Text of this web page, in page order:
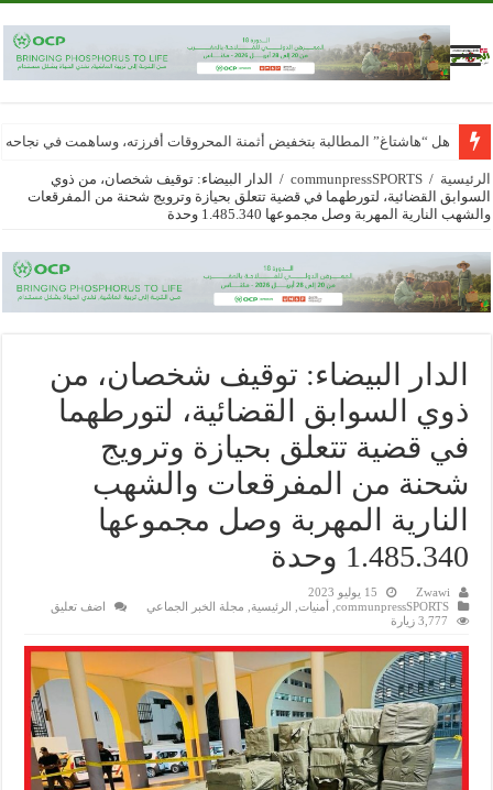
هل “هاشتاغ” المطالبة بتخفيض أثمنة المحروقات أفرزته، وساهمت في
الرئيسية /
communpressSPORTS
/
الدار البيضاء: توقيف شخصان، من ذوي
السوابق القضائية، لتورطهما في قضية تتعلق بحيازة وترويج شحنة من المفرقعات
والشهب النارية المهربة وصل مجموعها 1.485.340 وحدة
الدار البيضاء: توقيف شخصان، من
ذوي السوابق القضائية، لتورطهما
في قضية تتعلق بحيازة وترويج
شحنة من المفرقعات والشهب
النارية المهربة وصل مجموعها
1.485.340 وحدة
Zwawi
15 يوليو 2023
communpressSPORTS
أمنيات الرئيسية مجلة الخبر الجماعي
اضف تعليق
3,777 زيارة